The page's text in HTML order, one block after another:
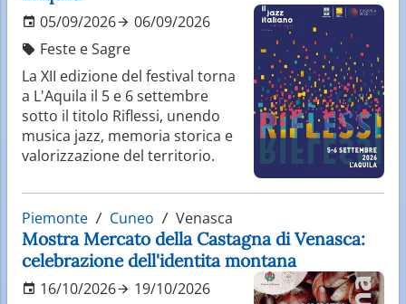
05/09/2026
06/09/2026
Feste e Sagre
La XII edizione del festival torna
a L'Aquila il 5 e 6 settembre
sotto il titolo Riflessi, unendo
musica jazz, memoria storica e
valorizzazione del territorio.
Piemonte Cuneo Venasca
Mostra Mercato della Castagna di Venasca:
celebrazione dell'identita montana
16/10/2026
19/10/2026